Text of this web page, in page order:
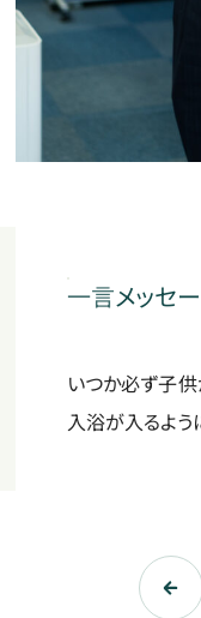
一言メッセ
いつか必ず子
入浴が入るよう